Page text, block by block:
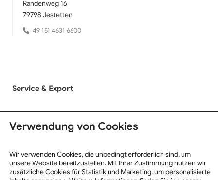
Randenweg 16
79798 Jestetten
+49 151 4631 6600
Service & Export
LKW Verkauf
Exportinformationen
Verwendung von Cookies
Wir verwenden Cookies, die unbedingt erforderlich sind, um
unsere Website bereitzustellen. Mit Ihrer Zustimmung nutzen wir
zusätzliche Cookies für Statistik und Marketing, um personalisierte